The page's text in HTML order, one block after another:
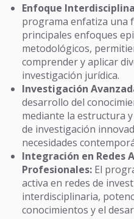
Enfoque
programa enfatiza una
principales enfoques
metodológicos,
comprender y aplicar
investigación jurídica.
Investigación
desarrollo del
mediante la estructura
de investigación
necesidades
Integración en Redes
Profesionales: El
activa en redes de
interdisciplinaria,
conocimientos y el